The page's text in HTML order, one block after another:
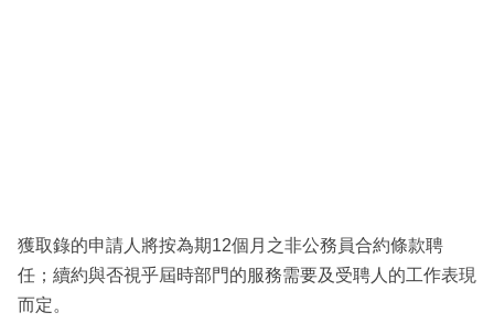
獲取錄的申請人將按為期12個月之非公務員合約條款聘
任；續約與否視乎屆時部門的服務需要及受聘人的工作表現
而定。